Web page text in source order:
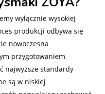
wyłącznie wysokiej
produkcji odbywa się
nowoczesna
przygotowaniem
najwyższe standardy
są w niskiej